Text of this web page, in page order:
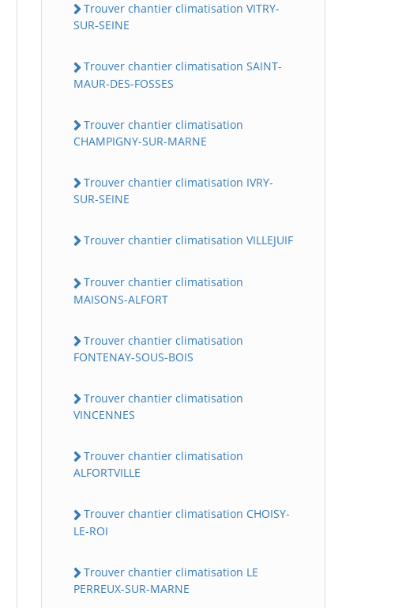
Trouver chantier climatisation VITRY-
SUR-SEINE
Trouver chantier climatisation SAINT-
MAUR-DES-FOSSES
Trouver chantier climatisation
CHAMPIGNY-SUR-MARNE
Trouver chantier climatisation IVRY-
SUR-SEINE
Trouver chantier climatisation VILLEJUIF
Trouver chantier climatisation
MAISONS-ALFORT
Trouver chantier climatisation
FONTENAY-SOUS-BOIS
Trouver chantier climatisation
VINCENNES
Trouver chantier climatisation
ALFORTVILLE
Trouver chantier climatisation CHOISY-
LE-ROI
Trouver chantier climatisation LE
PERREUX-SUR-MARNE